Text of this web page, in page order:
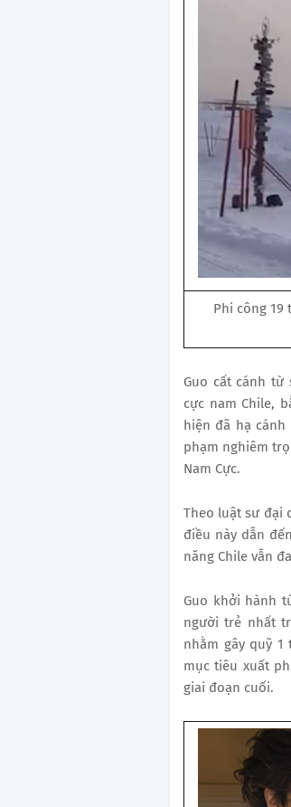
Phi công 19
Guo cất cánh từ
cực nam Chile,
hiện đã hạ
phạm nghiêm
Nam Cực.
Theo luật sư đại
điều này dẫn
năng Chile vẫn
Guo khởi hành
người trẻ nhất
nhằm gây quỹ
mục tiêu xuất
giai đoạn cuối.